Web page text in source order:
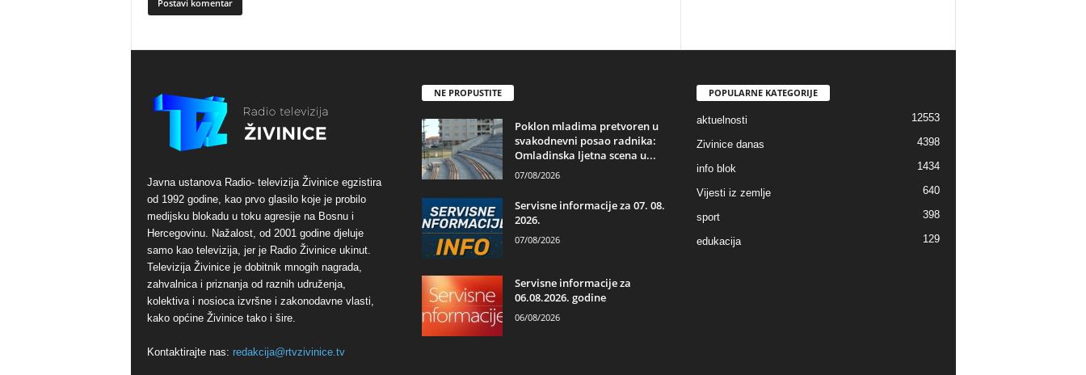
Javna ustanova Radio- televizija Živinice egzistira
od 1992 godine, kao prvo glasilo koje je probilo
medijsku blokadu u toku agresije na Bosnu i
Hercegovinu. Nažalost, od 2001 godine djeluje
samo kao televizija, jer je Radio Živinice ukinut.
Televizija Živinice je dobitnik mnogih nagrada,
zahvalnica i priznanja od raznih udruženja,
kolektiva i nosioca izvršne i zakonodavne vlasti,
kako općine Živinice tako i šire.
Kontaktirajte nas: redakcija@rtvzivinice.tv
NE PROPUSTITE
Poklon mladima pretvoren u
svakodnevni posao radnika:
Omladinska ljetna scena u...
07/08/2026
Servisne informacije za 07. 08.
2026.
07/08/2026
Servisne informacije za
06.08.2026. godine
06/08/2026
POPULARNE KATEGORIJE
aktuelnosti 12553
Zivinice danas 4398
info blok 1434
Vijesti iz zemlje 640
sport 398
edukacija 129